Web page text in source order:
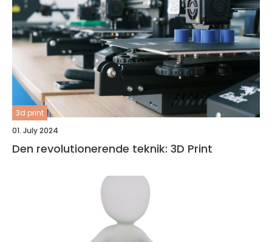
3d print
01. July 2024
Den revolutionerende teknik: 3D Print